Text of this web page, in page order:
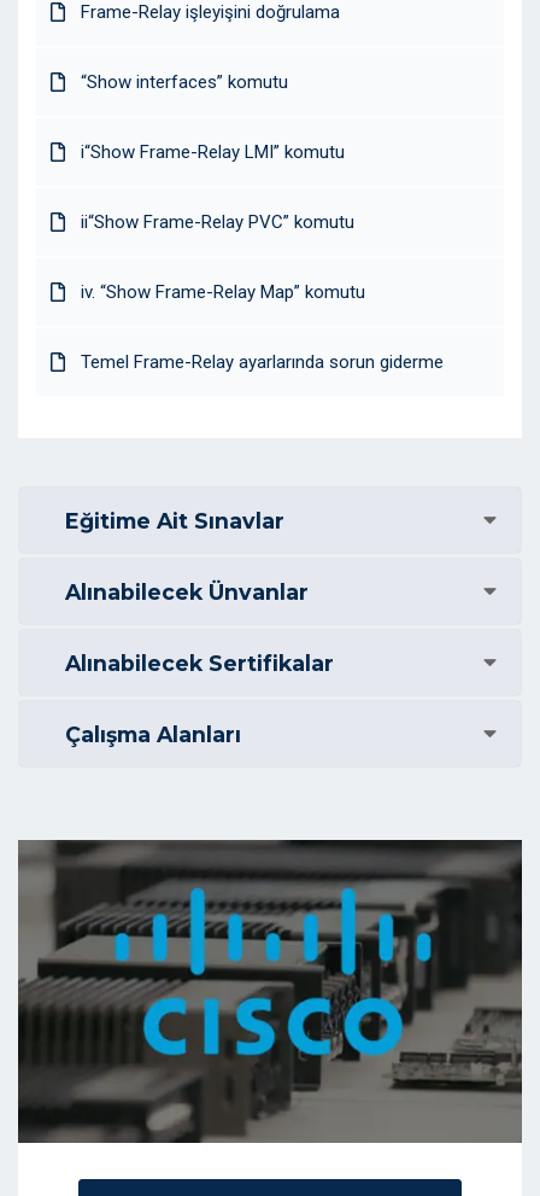
Frame-Relay işleyişini doğrulama
“Show interfaces” komutu
i“Show Frame-Relay LMI” komutu
ii“Show Frame-Relay PVC” komutu
iv. “Show Frame-Relay Map” komutu
Temel Frame-Relay ayarlarında sorun giderme
Eğitime Ait Sınavlar
Alınabilecek Ünvanlar
Alınabilecek Sertifikalar
Çalışma Alanları